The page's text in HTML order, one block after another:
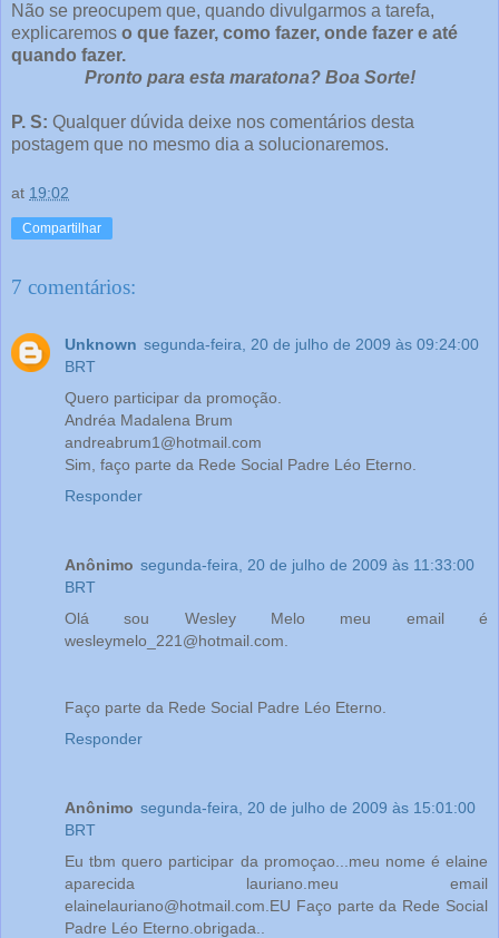
Não se preocupem que, quando divulgarmos a tarefa,
explicaremos o que fazer, como fazer, onde fazer e até
quando fazer.
Pronto para esta maratona? Boa Sorte!
P. S: Qualquer dúvida deixe nos comentários desta
postagem que no mesmo dia a solucionaremos.
at 19:02
Compartilhar
7 comentários:
Unknown segunda-feira, 20 de julho de 2009 às 09:24:00
BRT
Quero participar da promoção.
Andréa Madalena Brum
andreabrum1@hotmail.com
Sim, faço parte da Rede Social Padre Léo Eterno.
Responder
Anônimo segunda-feira, 20 de julho de 2009 às 11:33:00
BRT
Olá sou Wesley Melo meu email é
wesleymelo_221@hotmail.com.
Faço parte da Rede Social Padre Léo Eterno.
Responder
Anônimo segunda-feira, 20 de julho de 2009 às 15:01:00
BRT
Eu tbm quero participar da promoçao...meu nome é elaine
aparecida lauriano.meu email
elainelauriano@hotmail.com.EU Faço parte da Rede Social
Padre Léo Eterno.obrigada..